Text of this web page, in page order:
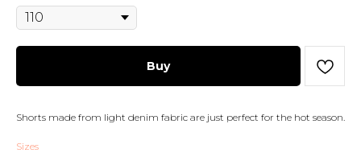
Buy
Shorts made from light denim fabric are just perfect for the hot season.
Sizes